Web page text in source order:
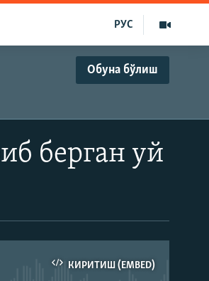
РУС
Обуна бўлиш
берган уй
КИРИТИШ (EMBED)